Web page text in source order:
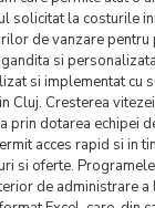
solicitat la costurile
de vanzare pentru
si
si implementat cu
Cluj. Cresterea
prin dotarea echipei
acces rapid si in
si oferte.
de administrare a